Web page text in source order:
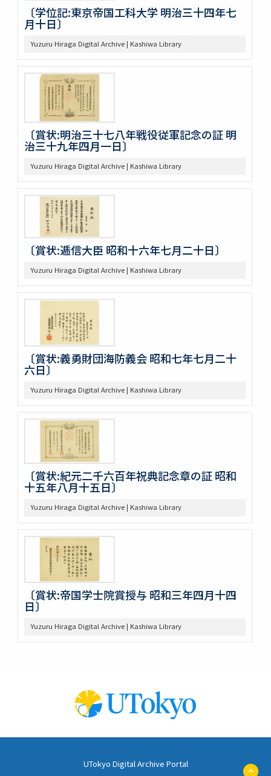
〔学位記:東京帝国工科大学 明治三十四年七
月十日〕
Yuzuru Hiraga Digital Archive | Kashiwa Library
〔賞状:明治三十七八年戦役従軍記念の証 明
治三十九年四月一日〕
Yuzuru Hiraga Digital Archive | Kashiwa Library
〔賞状:逓信大臣 昭和十六年七月二十日〕
Yuzuru Hiraga Digital Archive | Kashiwa Library
〔賞状:義勇財団海防義会 昭和七年七月二十
六日〕
Yuzuru Hiraga Digital Archive | Kashiwa Library
〔賞状:紀元二千六百年祝典記念章の証 昭和
十五年八月十五日〕
Yuzuru Hiraga Digital Archive | Kashiwa Library
〔賞状:帝国学士院賞授与 昭和三年四月十四
日〕
Yuzuru Hiraga Digital Archive | Kashiwa Library
UTokyo Digital Archive Portal
ペ